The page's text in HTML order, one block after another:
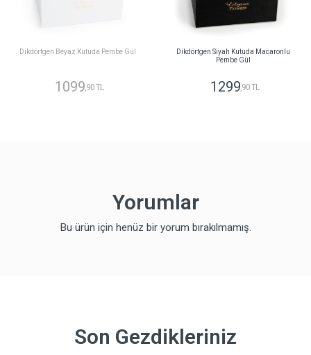
Dikdörtgen Beyaz Kutuda Pembe Gül
1099,90 TL
Dikdörtgen Siyah Kutuda Macaronlu
Pembe Gül
1299,90 TL
Yorumlar
Bu ürün için henüz bir yorum bırakılmamış.
Son Gezdikleriniz